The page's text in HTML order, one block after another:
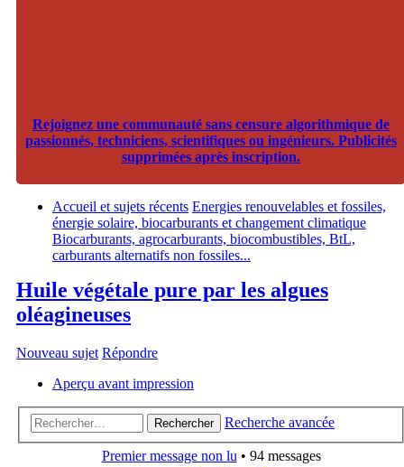
Rejoignez une communauté sans censure algorithmique de
passionnés, techniciens, scientifiques ou ingénieurs. Publicités
supprimées après inscription.
Accueil et sujets récents Energies renouvelables et fossiles,
énergie solaire, biocarburants et changement climatique
Biocarburants, agrocarburants, biocombustibles, BtL,
carburants alternatifs non fossiles...
Huile végétale pure par les algues
oléagineuses
Nouveau sujet Répondre
Aperçu avant impression
Rechercher Recherche avancée
Premier message non lu • 94 messages